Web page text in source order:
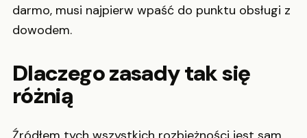
darmo, musi najpierw wpaść do punktu obsługi z
dowodem.
Dlaczego zasady tak się
różnią